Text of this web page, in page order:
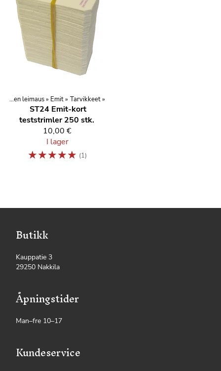
Elektroninen leimaus‪» Emit‪» Tarvikkeet‪»
ST24 Emit-kort
teststrimler 250 stk.
10,00 €
I lager
☆☆☆☆☆ (1)
Butikk
Kauppatie 3
29250 Nakkila
Åpningstider
Man–fre 10–17
Kundeservice